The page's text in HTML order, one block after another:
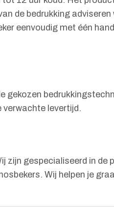
de bedrukking
eenvoudig met één
levertijd.
gespecialiseerd in
Wij helpen je